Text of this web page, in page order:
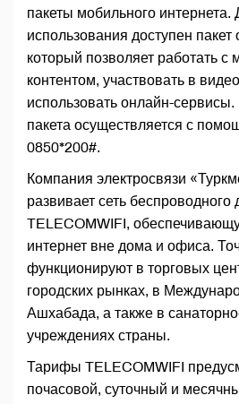
пакеты мобильного интернета.
использования доступен
который позволяет работать
контентом, участвовать в
использовать онлайн-
пакета осуществляется с
0850*200#.
Компания электросвязи
развивает сеть беспроводного
TELECOMWIFI,
интернет вне дома и офиса.
функционируют в торговых
городских рынках, в
Ашхабада, а также в
учреждениях страны.
Тарифы TELECOMWIFI
почасовой, суточный и